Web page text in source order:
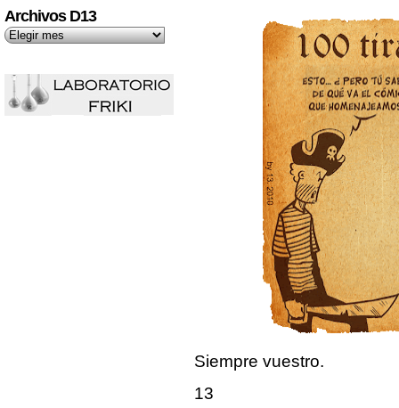
Archivos D13
Siempre vuestro.
13